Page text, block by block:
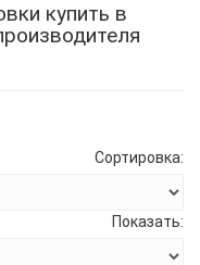
купить в
Сортировка:
Показать: